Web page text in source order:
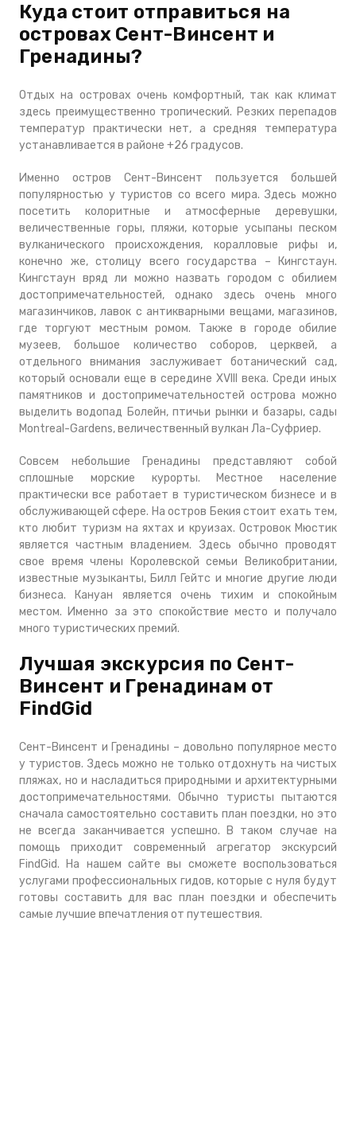
Куда стоит отправиться на
островах Сент-Винсент и
Гренадины?
Отдых на островах очень комфортный, так как климат
здесь преимущественно тропический. Резких перепадов
температур практически нет, а средняя температура
устанавливается в районе +26 градусов.
Именно остров Сент-Винсент пользуется большей
популярностью у туристов со всего мира. Здесь можно
посетить колоритные и атмосферные деревушки,
величественные горы, пляжи, которые усыпаны песком
вулканического происхождения, коралловые рифы и,
конечно же, столицу всего государства – Кингстаун.
Кингстаун вряд ли можно назвать городом с обилием
достопримечательностей, однако здесь очень много
магазинчиков, лавок с антикварными вещами, магазинов,
где торгуют местным ромом. Также в городе обилие
музеев, большое количество соборов, церквей, а
отдельного внимания заслуживает ботанический сад,
который основали еще в середине XVIII века. Среди иных
памятников и достопримечательностей острова можно
выделить водопад Болейн, птичьи рынки и базары, сады
Montreal-Gardens, величественный вулкан Ла-Суфриер.
Совсем небольшие Гренадины представляют собой
сплошные морские курорты. Местное население
практически все работает в туристическом бизнесе и в
обслуживающей сфере. На остров Бекия стоит ехать тем,
кто любит туризм на яхтах и круизах. Островок Мюстик
является частным владением. Здесь обычно проводят
свое время члены Королевской семьи Великобритании,
известные музыканты, Билл Гейтс и многие другие люди
бизнеса. Кануан является очень тихим и спокойным
местом. Именно за это спокойствие место и получало
много туристических премий.
Лучшая экскурсия по Сент-
Винсент и Гренадинам от
FindGid
Сент-Винсент и Гренадины – довольно популярное место
у туристов. Здесь можно не только отдохнуть на чистых
пляжах, но и насладиться природными и архитектурными
достопримечательностями. Обычно туристы пытаются
сначала самостоятельно составить план поездки, но это
не всегда заканчивается успешно. В таком случае на
помощь приходит современный агрегатор экскурсий
FindGid. На нашем сайте вы сможете воспользоваться
услугами профессиональных гидов, которые с нуля будут
готовы составить для вас план поездки и обеспечить
самые лучшие впечатления от путешествия.